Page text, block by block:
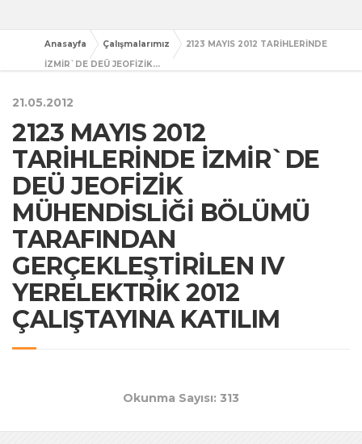
Anasayfa Çalışmalarımız
2123 MAYIS 2012 TARİHLERİNDE
İZMİR`DE DEÜ JEOFİZİK...
21.05.2012
2123 MAYIS 2012
TARİHLERİNDE İZMİR`DE
DEÜ JEOFİZİK
MÜHENDİSLİĞİ BÖLÜMÜ
TARAFINDAN
GERÇEKLEŞTİRİLEN IV
YERELEKTRİK 2012
ÇALIŞTAYINA KATILIM
Okunma Sayısı: 313